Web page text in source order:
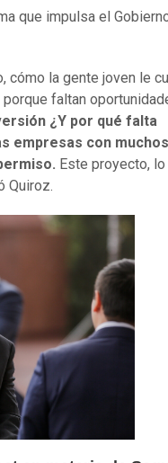
que impulsa el
cómo la gente joven le
faltan
¿Y por qué falta
empresas con muchos
Este proyecto, lo
Quiroz.